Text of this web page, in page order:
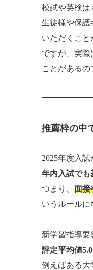
模試や英検は
生徒様や保護
いただくこと
ですが、実際
ことがあるの
推薦枠の中
2025年度入
年内入試でも
つまり、 面接
いうルールに
新学習指導要
評定平均値
例えばある大